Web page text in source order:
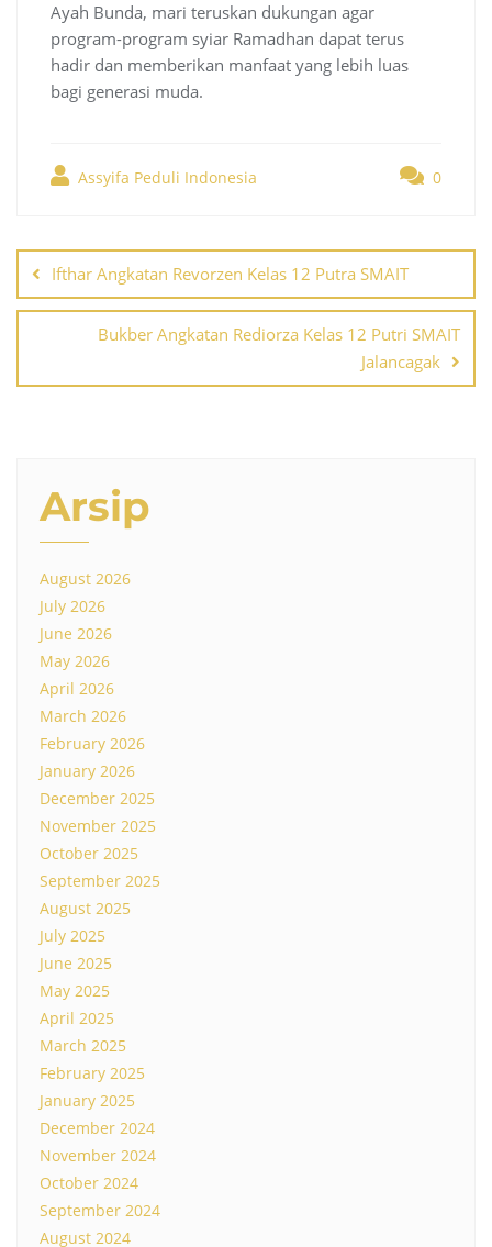
Ayah Bunda, mari teruskan dukungan agar
program-program syiar Ramadhan dapat terus
hadir dan memberikan manfaat yang lebih luas
bagi generasi muda.
Assyifa Peduli Indonesia 0
navigation
Ifthar Angkatan Revorzen Kelas 12 Putra SMAIT
Bukber Angkatan Rediorza Kelas 12 Putri SMAIT
Jalancagak
Arsip
August 2026
July 2026
June 2026
May 2026
April 2026
March 2026
February 2026
January 2026
December 2025
November 2025
October 2025
September 2025
August 2025
July 2025
June 2025
May 2025
April 2025
March 2025
February 2025
January 2025
December 2024
November 2024
October 2024
September 2024
August 2024